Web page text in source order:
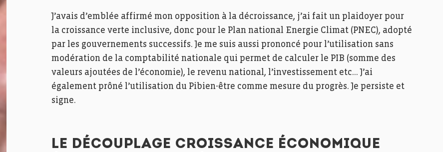
J’avais d’emblée affirmé mon opposition à la décroissance, j’ai fait un plaidoyer pour
la croissance verte inclusive, donc pour le Plan national Energie Climat (PNEC), adopté
par les gouvernements successifs. Je me suis aussi prononcé pour l’utilisation sans
modération de la comptabilité nationale qui permet de calculer le PIB (somme des
valeurs ajoutées de l’économie), le revenu national, l’investissement etc… J’ai
également prôné l’utilisation du Pibien-être comme mesure du progrès. Je persiste et
signe.
LE DÉCOUPLAGE CROISSANCE ÉCONOMIQUE